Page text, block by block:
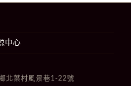
中心
北葉村風景巷1-22號